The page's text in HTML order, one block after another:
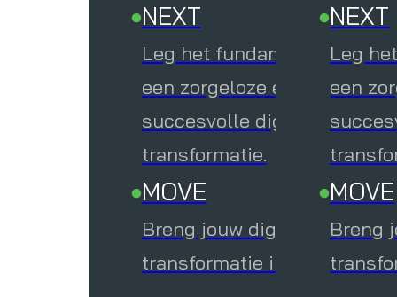
NEXT
Leg het fundament voor
een zorgeloze en
succesvolle digitale
transformatie.
MOVE
Breng jouw digitale
transformatie in beweging.
NEXT
Leg
een
MOVE
Breng
NEXT
Leg het
MOVE
Breng